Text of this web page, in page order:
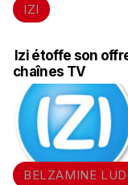
IZI
Izi étoffe son
chaînes TV
BELZAMINE